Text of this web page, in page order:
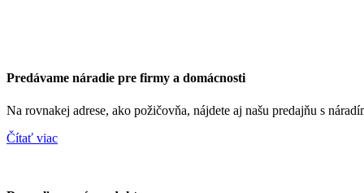
Predávame náradie pre firmy a domácnosti
Na rovnakej adrese, ako požičovňa, nájdete aj našu predajňu s
Čítať viac